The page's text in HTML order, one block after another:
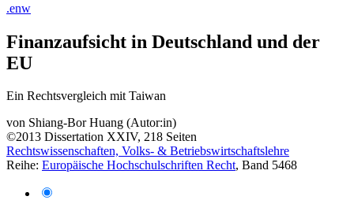
.enw
Finanzaufsicht in Deutschland und der
EU
Ein Rechtsvergleich mit Taiwan
von Shiang-Bor Huang (Autor:in)
©2013 Dissertation XXIV, 218 Seiten
Rechtswissenschaften, Volks- & Betriebswirtschaftslehre
Reihe: Europäische Hochschulschriften Recht, Band 5468